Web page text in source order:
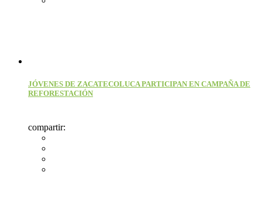
JÓVENES DE ZACATECOLUCA PARTICIPAN EN CAMPAÑA DE
REFORESTACIÓN
compartir: